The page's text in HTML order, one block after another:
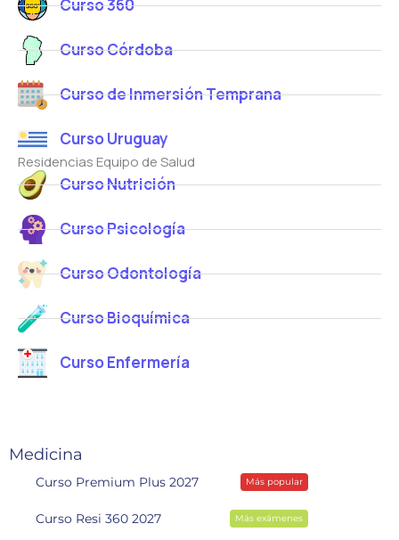
Curso 360
Curso Córdoba
Curso de Inmersión Temprana
Curso Uruguay
Residencias Equipo de Salud
Curso Nutrición
Curso Psicología
Curso Odontología
Curso Bioquímica
Curso Enfermería
Medicina
Curso Premium Plus 2027 Más popular
Curso Resi 360 2027 Más exámenes